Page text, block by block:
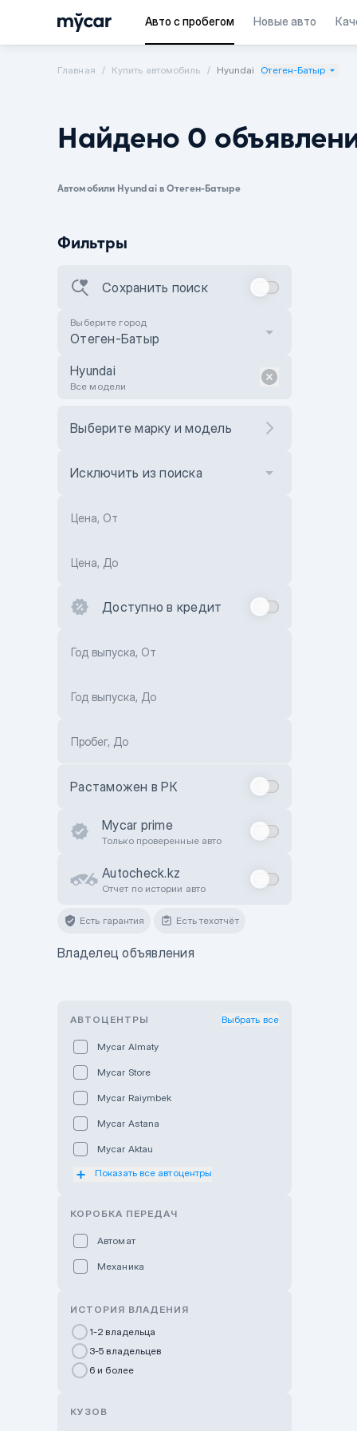
Авто с пробегом Новые авто
Главная Купить автомобиль Hyundai Отеген-Батыр
Найдено 0
Автомобили Hyundai в Отеген-Батыре
Фильтры
Сохранить поиск
Выберите город
Отеген-Батыр
Hyundai
Все модели
Выберите марку и модель
Исключить из поиска
Цена, От
Цена, До
Доступно в кредит
Год выпуска, От
Год выпуска, До
Пробег, До
Растаможен в РК
Mycar prime
Только проверенные авто
Autocheck.kz
Отчет по истории авто
Есть гарантия Есть техотчёт
Владелец объявления
АВТОЦЕНТРЫ Выбрать все
Mycar Almaty
Mycar Store
Mycar Raiymbek
Mycar Astana
Mycar Aktau
Mycar Uralsk
GWM Nurly Zhol
Chery Astana
Показать все автоцентры
КОРОБКА ПЕРЕДАЧ
Автомат
Механика
ИСТОРИЯ ВЛАДЕНИЯ
1-2 владельца
3-5 владельцев
6 и более
КУЗОВ